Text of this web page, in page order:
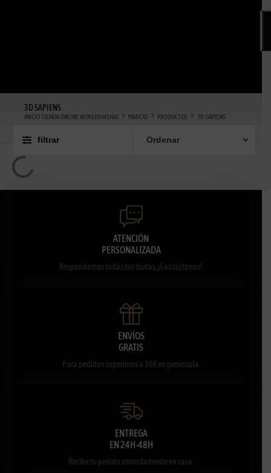
3D SAPIENS
INICIO TIENDA ONLINE WORLDSHISHAS MARCAS PRODUCTOS 3D SAPIENS
filtrar
ATENCIÓN
PERSONALIZADA
Respondemos todas tus dudas, ¡Contáctanos!
ENVÍOS
GRATIS
Para pedidos superiores a 30€ en península.
ENTREGA
EN 24H-48H
Recibe tu pedido cómodamente en casa.